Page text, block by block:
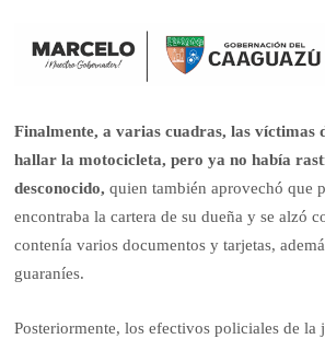
Finalmente, a varias cuadras, las víctimas
hallar la motocicleta, pero ya no había
desconocido, quien también aprovechó que
encontraba la cartera de su dueña y se alzó
contenía varios documentos y tarjetas,
guaraníes.
Posteriormente, los efectivos policiales de